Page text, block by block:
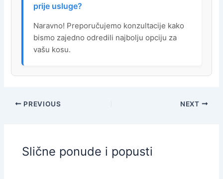
prije usluge?
Naravno! Preporučujemo konzultacije kako
bismo zajedno odredili najbolju opciju za
vašu kosu.
PREVIOUS NEXT
Slične ponude i popusti